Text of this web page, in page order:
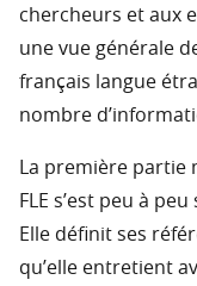
chercheurs et aux
une vue générale
français langue
nombre
La première
FLE s’est peu à
Elle définit ses
qu’elle entretient